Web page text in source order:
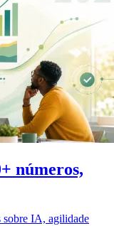
números,
sobre IA, agilidade